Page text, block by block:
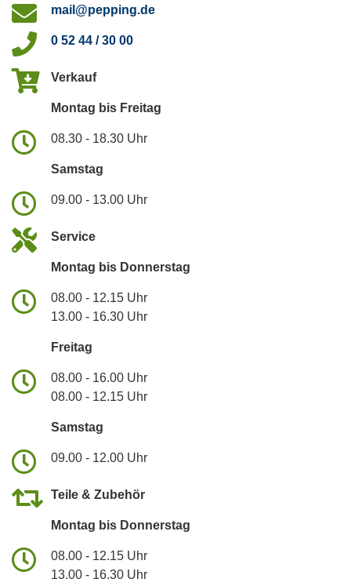
mail@pepping.de
0 52 44 / 30 00
Verkauf
Montag bis Freitag
08.30 - 18.30 Uhr
Samstag
09.00 - 13.00 Uhr
Service
Montag bis Donnerstag
08.00 - 12.15 Uhr
13.00 - 16.30 Uhr
Freitag
08.00 - 16.00 Uhr
08.00 - 12.15 Uhr
Samstag
09.00 - 12.00 Uhr
Teile & Zubehör
Montag bis Donnerstag
08.00 - 12.15 Uhr
13.00 - 16.30 Uhr